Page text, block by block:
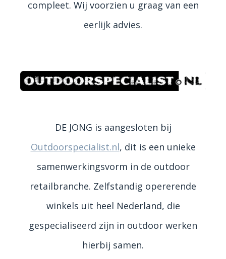
compleet. Wij voorzien u graag van een
eerlijk advies.
DE JONG is aangesloten bij
Outdoorspecialist.nl, dit is een unieke
samenwerkingsvorm in de outdoor
retailbranche. Zelfstandig opererende
winkels uit heel Nederland, die
gespecialiseerd zijn in outdoor werken
hierbij samen.